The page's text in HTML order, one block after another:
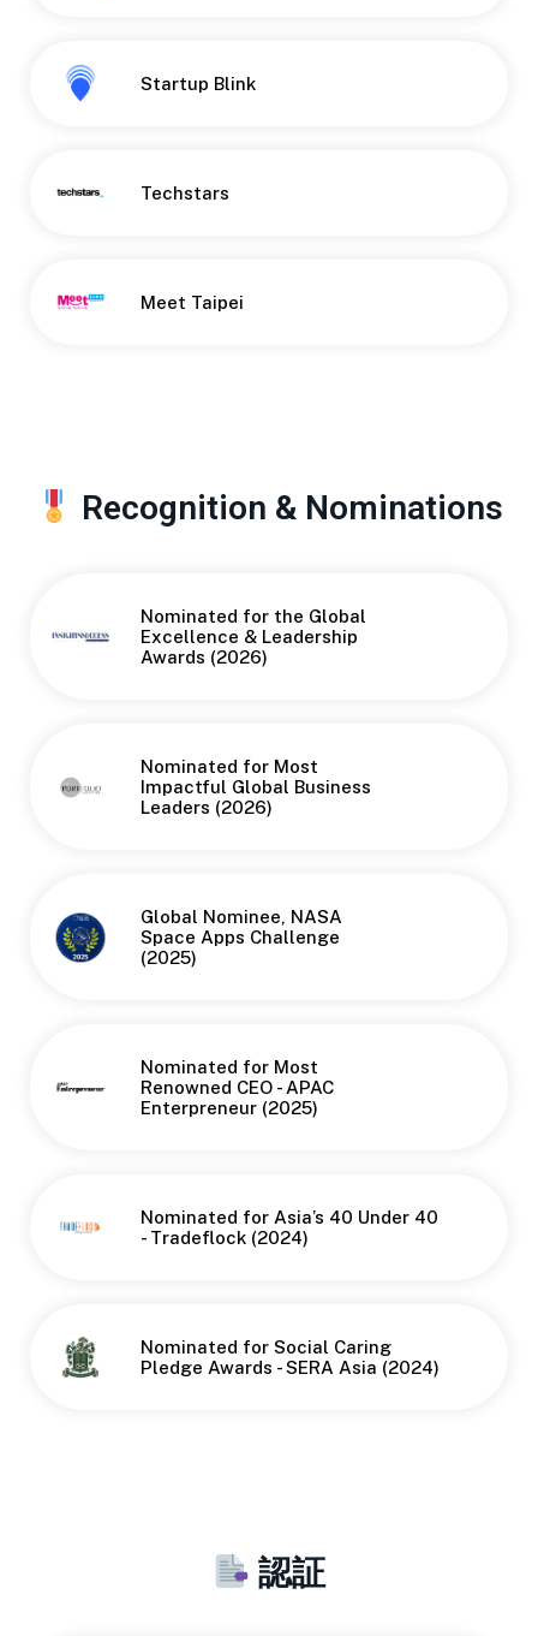
Startup Blink
Techstars
Meet Taipei
Recognition & Nominations
Nominated for the Global
Excellence & Leadership
Awards (2026)
Nominated for Most
Impactful Global Business
Leaders (2026)
Global Nominee, NASA
Space Apps Challenge
(2025)
Nominated for Most
Renowned CEO - APAC
Enterpreneur (2025)
Nominated for Asia’s 40 Under 40
- Tradeflock (2024)
Nominated for Social Caring
Pledge Awards - SERA Asia (2024)
認証